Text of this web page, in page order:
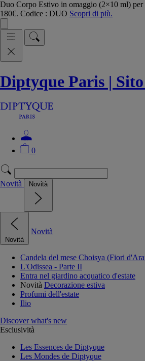
Duo Corpo Estivo in omaggio (2×10 ml)
180€. Codice : DUO Scopri di più.
Diptyque Paris |
0
Novità Novità
Novità
Novità
Candela del mese Choisya (Fiori
L'Odissea - Parte II
Entra nel giardino acquatico d'estate
Novità Decorazione estiva
Profumi dell'estate
Ilio
Discover what's new
Esclusività
Les Essences de Diptyque
Les Mondes de Diptyque